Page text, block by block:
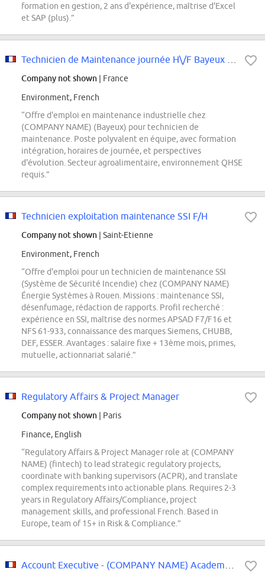
formation en gestion, 2 ans d'expérience, maîtrise d'Excel
et SAP (plus).”
Company not shown | France
Environment, French
“Offre d'emploi en maintenance industrielle chez
(COMPANY NAME) (Bayeux) pour technicien de
maintenance. Poste polyvalent en équipe, avec formation
intégration, horaires de journée, et perspectives
d'évolution. Secteur agroalimentaire, environnement QHSE
requis.”
Technicien exploitation maintenance SSI F/H
Company not shown | Saint-Etienne
Environment, French
“Offre d'emploi pour un technicien de maintenance SSI
(Système de Sécurité Incendie) chez (COMPANY NAME)
Énergie Systèmes à Rouen. Missions : maintenance SSI,
désenfumage, rédaction de rapports. Profil recherché :
expérience en SSI, maîtrise des normes APSAD F7/F16 et
NFS 61-933, connaissance des marques Siemens, CHUBB,
DEF, ESSER. Avantages : salaire fixe + 13ème mois, primes,
mutuelle, actionnariat salarié.”
Regulatory Affairs & Project Manager
Company not shown | Paris
Finance, English
“Regulatory Affairs & Project Manager role at (COMPANY
NAME) (fintech) to lead strategic regulatory projects,
coordinate with banking supervisors (ACPR), and translate
complex requirements into actionable plans. Requires 2-3
years in Regulatory Affairs/Compliance, project
management skills, and professional French. Based in
Europe, team of 15+ in Risk & Compliance.”